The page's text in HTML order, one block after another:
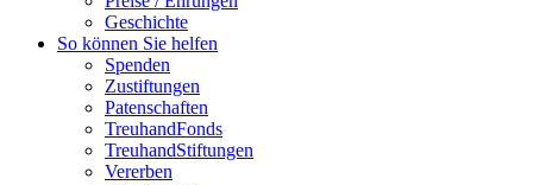
Geschichte
So können Sie helfen
Spenden
Zustiftungen
Patenschaften
TreuhandFonds
TreuhandStiftungen
Vererben